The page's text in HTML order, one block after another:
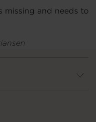
missing and needs to